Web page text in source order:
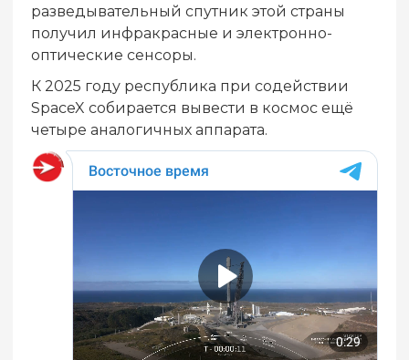
разведывательный спутник этой страны
получил инфракрасные и электронно-
оптические сенсоры.
К 2025 году республика при содействии
SpaceX собирается вывести в космос ещё
четыре аналогичных аппарата.